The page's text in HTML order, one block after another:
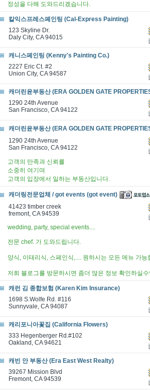
정성을 다해 도와드리겠습니다.​
칼익스프레스페인팅 (Cal-Express Painting)
123 Skyline Dr.
Daly City, CA 94015
캐니스페인팅 (Kenny's Painting Co.)
2227 Eric Ct. #2
Union City, CA 94587
캐더린윤부동산 (ERA GOLDEN GATE
1290 24th Avenue
San Francisco, CA 94122
캐더린윤부동산 (ERA GOLDEN GATE
1290 24th Avenue
San Francisco, CA 94122
고객의 만족과 신뢰를
소중히 여기며
고객의 입장에서 일하는 부동산입니다.
캐더링전문업체 / got events (got event)
41423 timber creek
fremont, CA 94539
wedding, party, special events....
전문 chef. 가 도와드립니다.
양식, 이태리식, 스페인식,.... 원하시는 모든 메뉴 가능
저희 블로그를 방문하시면 좀더 많은 정보 확인하실
캐런 김 종합보험 (Karen Kim Insurance)
1698 S.Wolfe Rd. #116
Sunnyvale, CA 94087
캐리포니아꽃집 (California Flowers)
333 Hegenberger Rd.#102
Oakland, CA 94621
캐빈 안 부동산 (Era East West Realty)
39267 Mission Blvd
Fremont, CA 94539